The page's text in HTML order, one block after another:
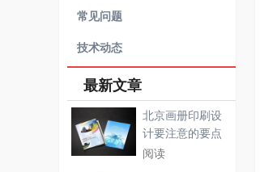
常见问题
技术动态
最新文章
北京画册印刷设
计要注意的要点
阅读